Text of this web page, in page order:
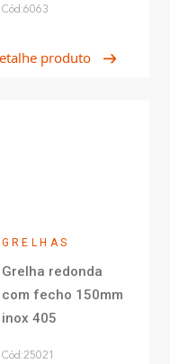
Cód:6063
produto
GRELHAS
Grelha redonda
com fecho 150mm
inox 405
Cód:25021